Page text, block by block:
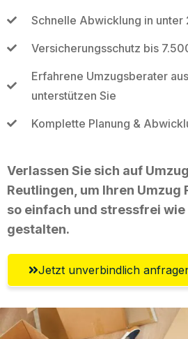
Schnelle Abwicklung in unter
Versicherungsschutz bis
Erfahrene Umzugsberater
unterstützen Sie
Komplette Planung &
Verlassen Sie sich auf
Reutlingen, um Ihren Umzug
so einfach und stressfrei
gestalten.
Jetzt unverbindlich